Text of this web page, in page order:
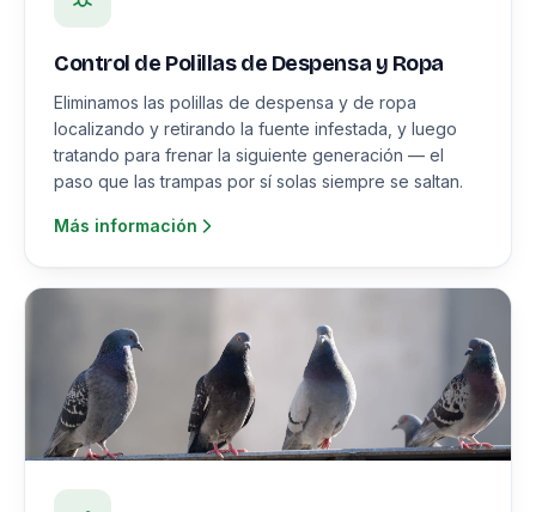
Control de Polillas de Despensa y Ropa
Eliminamos las polillas de despensa y de ropa
localizando y retirando la fuente infestada, y luego
tratando para frenar la siguiente generación — el
paso que las trampas por sí solas siempre se saltan.
Más información